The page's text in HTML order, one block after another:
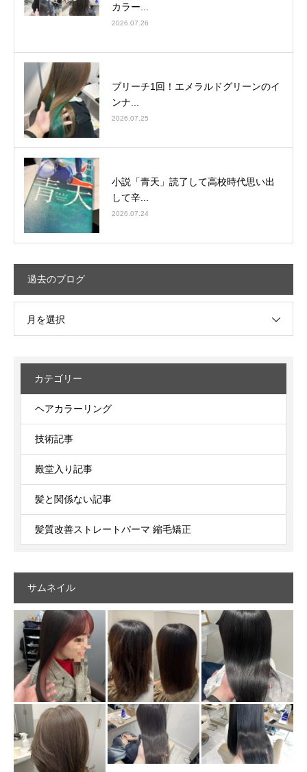
カラー...
2026.07.26
ブリーチ1回！エメラルドグリーンのイ
ンナ...
2026.07.25
小説「青天」読了して高校時代思い出
して辛...
2026.07.24
過去のブログ
月を選択
カテゴリー
ヘアカラーリング
技術記事
殿堂入り記事
髪と関係ない記事
髪質改善ストレートパーマ 縮毛矯正
サムネイル